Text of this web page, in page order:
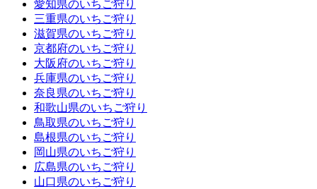
愛知県のいちご狩り
三重県のいちご狩り
滋賀県のいちご狩り
京都府のいちご狩り
大阪府のいちご狩り
兵庫県のいちご狩り
奈良県のいちご狩り
和歌山県のいちご狩り
鳥取県のいちご狩り
島根県のいちご狩り
岡山県のいちご狩り
広島県のいちご狩り
山口県のいちご狩り